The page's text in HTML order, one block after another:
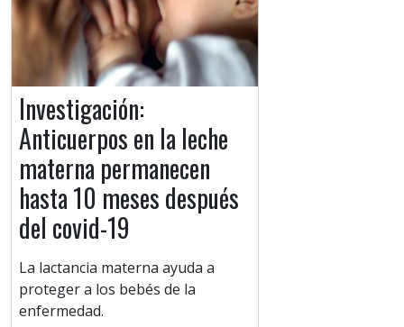
Investigación:
Anticuerpos en la leche
materna permanecen
hasta 10 meses después
del covid-19
La lactancia materna ayuda a
proteger a los bebés de la
enfermedad.